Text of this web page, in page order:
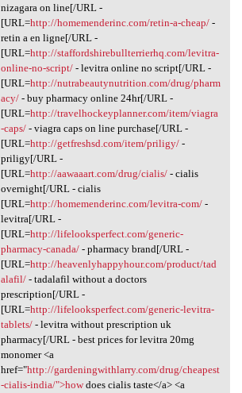
nizagara on line[/URL -
[URL=http://homemenderinc.com/retin-a-cheap/-
retin a en ligne[/URL -
[URL=http://staffordshirebullterrierhq.com/levitra-
online-no-script/- levitra online no script[/URL -
[URL=http://nutrabeautynutrition.com/drug/pharm
acy/- buy pharmacy online 24hr[/URL -
[URL=http://travelhockeyplanner.com/item/viagra
-caps/- viagra caps on line purchase[/URL -
[URL=http://getfreshsd.com/item/priligy/-
priligy[/URL -
[URL=http://aawaaart.com/drug/cialis/- cialis
overnight[/URL - cialis
[URL=http://homemenderinc.com/levitra-com/-
levitra[/URL -
[URL=http://lifelooksperfect.com/generic-
pharmacy-canada/- pharmacy brand[/URL -
[URL=http://heavenlyhappyhour.com/product/tad
alafil/- tadalafil without a doctors
prescription[/URL -
[URL=http://lifelooksperfect.com/generic-levitra-
tablets/- levitra without prescription uk
pharmacy[/URL - best prices for levitra 20mg
monomer <a
href="http://gardeningwithlarry.com/drug/cheapest
-cialis-india/">howdoes cialis taste</a> <a